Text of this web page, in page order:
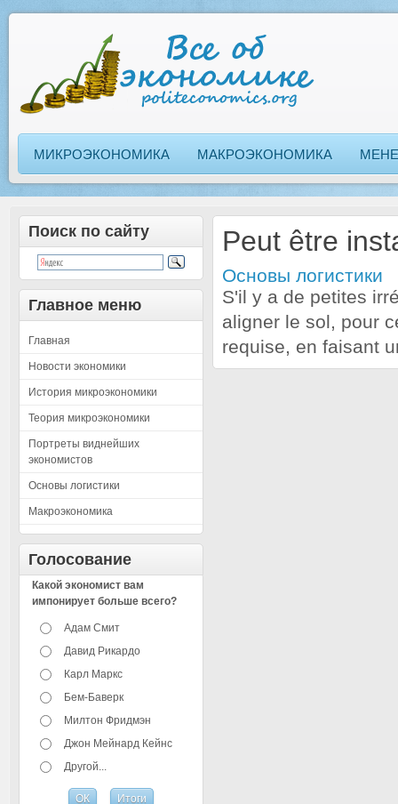
МИКРОЭКОНОМИКА МАКРОЭКОНОМИКА
Поиск по сайту
Главное меню
Главная
Новости экономики
История микроэкономики
Теория микроэкономики
Портреты виднейших
экономистов
Основы логистики
Макроэкономика
Голосование
Какой экономист вам
импонирует больше всего?
Адам Смит
Давид Рикардо
Карл Маркс
Бем-Баверк
Милтон Фридмэн
Джон Мейнард Кейнс
Другой...
Peut être
Основы логистики
S'il y a de petites
aligner le sol, pour
requise, en faisant